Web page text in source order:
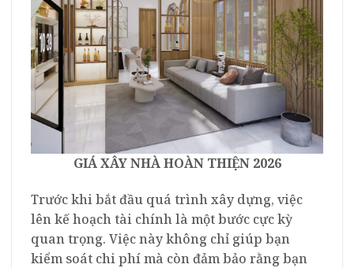
GIÁ XÂY NHÀ HOÀN THIỆN 2026
Trước khi bắt đầu quá trình xây dựng, việc
lên kế hoạch tài chính là một bước cực kỳ
quan trọng. Việc này không chỉ giúp bạn
kiểm soát chi phí mà còn đảm bảo rằng bạn